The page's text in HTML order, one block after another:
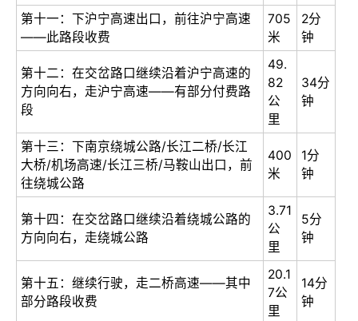
第十一：下沪宁高速出口，前往沪宁高速
——此路段收费
705
米
2分
钟
第十二：在交岔路口继续沿着沪宁高速的
方向向右，走沪宁高速——有部分付费路
段
49.
82
公
里
34分
钟
第十三：下南京绕城公路/长江二桥/长江
大桥/机场高速/长江三桥/马鞍山出口，前
往绕城公路
400
米
1分
钟
第十四：在交岔路口继续沿着绕城公路的
方向向右，走绕城公路
3.71
公
里
5分
钟
第十五：继续行驶，走二桥高速——其中
部分路段收费
20.1
7公
里
14分
钟